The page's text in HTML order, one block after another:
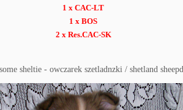
1 x CAC-LT
1 x BOS
2 x Res.CAC-SK